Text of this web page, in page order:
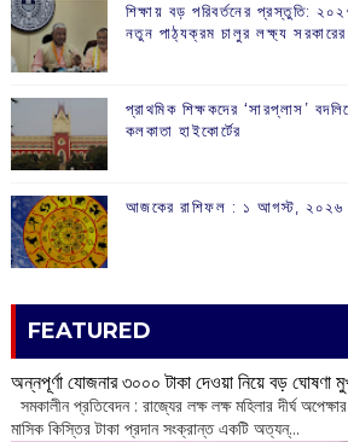
শিক্ষায় বড় পরিবর্তনের প্রস্তুতি:
নতুন পাঠ্যক্রম চালুর লক্ষ্য সরকারের
প্রাথমিক শিক্ষকদের ‘সারপ্লাস’
কলকাতা হাইকোর্টের
আজকের রাশিফল :‌ ‌‌১ আগস্ট, ২০২৬
FEATURED
অন্নপূর্ণা যোজনার ৩০০০ টাকা দেওয়া নিয়ে বড় ঘোষণা
সমকালীন প্রতিবেদন : রাজ্যের লক্ষ লক্ষ মহিলার দীর্ঘ
মাসিক কিস্তির টাকা প্রদান সংক্রান্ত একটি অত্যন্...